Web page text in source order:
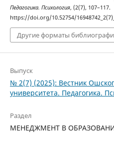
Педагогика. Психология, (2(7), 107–117.
https://doi.org/10.52754/
Другие форматы
Выпуск
№ 2(7) (2025): Вестник
университета. Педагогика.
Раздел
МЕНЕДЖМЕНТ В